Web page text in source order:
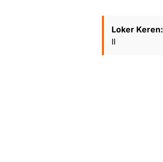
Loker Keren:
II